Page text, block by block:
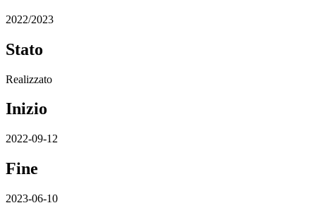
2022/2023
Stato
Realizzato
Inizio
2022-09-12
Fine
2023-06-10